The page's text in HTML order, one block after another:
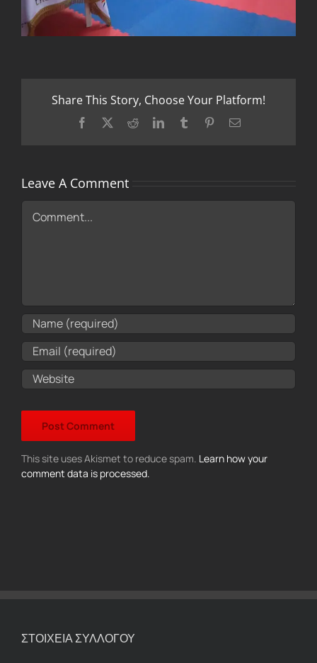
Share This Story, Choose Your Platform!
Facebook RedditLinkedInTumblr PinterestEmail
Leave A Comment
Comment
This site uses Akismet to reduce spam. Learn how your
comment data is processed.
ΣΤΟΙΧΕΙΑ ΣΥΛΛΟΓΟΥ